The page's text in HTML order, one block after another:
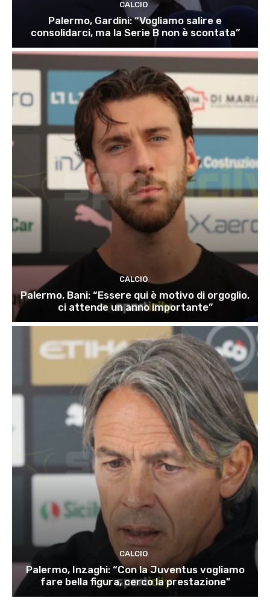
CALCIO
Palermo, Gardini: “Vogliamo salire e
consolidarci, ma la Serie B non è scontata”
CALCIO
Palermo, Bani: “Essere qui è motivo di orgoglio,
ci attende un anno importante”
CALCIO
Palermo, Inzaghi: “Con la Juventus vogliamo
fare bella figura, cerco la prestazione”